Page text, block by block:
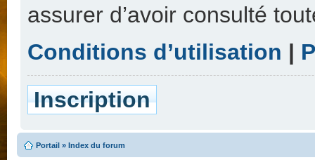
assurer d’avoir consulté
Conditions d’utilisation |
Inscription
Portail » Index du forum